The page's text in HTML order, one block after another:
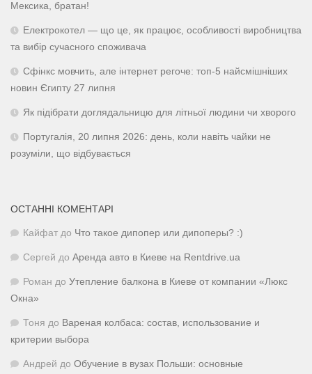
Мексика, братан!
Електрокотел — що це, як працює, особливості виробництва
та вибір сучасного споживача
Сфінкс мовчить, але інтернет регоче: топ-5 найсмішніших
новин Єгипту 27 липня
Як підібрати доглядальницю для літньої людини чи хворого
Португалія, 20 липня 2026: день, коли навіть чайки не
розуміли, що відбувається
ОСТАННІ КОМЕНТАРІ
Кайфат до Что такое дипопер или дипоперы? :)
Сергей до Аренда авто в Киеве на Rentdrive.ua
Роман до Утепление балкона в Киеве от компании «Люкс
Окна»
Тоня до Вареная колбаса: состав, использование и
критерии выбора
Андрей до Обучение в вузах Польши: основные